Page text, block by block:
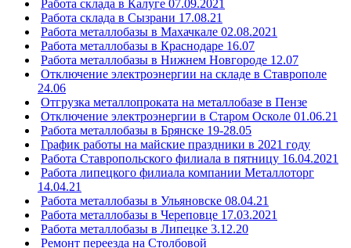
Работа склада в Калуге 07.09.2021
Работа склада в Сызрани 17.08.21
Работа металлобазы в Махачкале 02.08.2021
Работа металлобазы в Краснодаре 16.07
Работа металлобазы в Нижнем Новгороде 12.07
Отключение электроэнергии на складе в Ставрополе
24.06
Отгрузка металлопроката на металлобазе в Пензе
Отключение электроэнергии в Старом Осколе 01.06.21
Работа металлобазы в Брянске 19-28.05
График работы на майские праздники в 2021 году
Работа Ставропольского филиала в пятницу 16.04.2021
Работа липецкого филиала компании Металлоторг
14.04.21
Работа металлобазы в Ульяновске 08.04.21
Работа металлобазы в Череповце 17.03.2021
Работа металлобазы в Липецке 3.12.20
Ремонт переезда на Столбовой